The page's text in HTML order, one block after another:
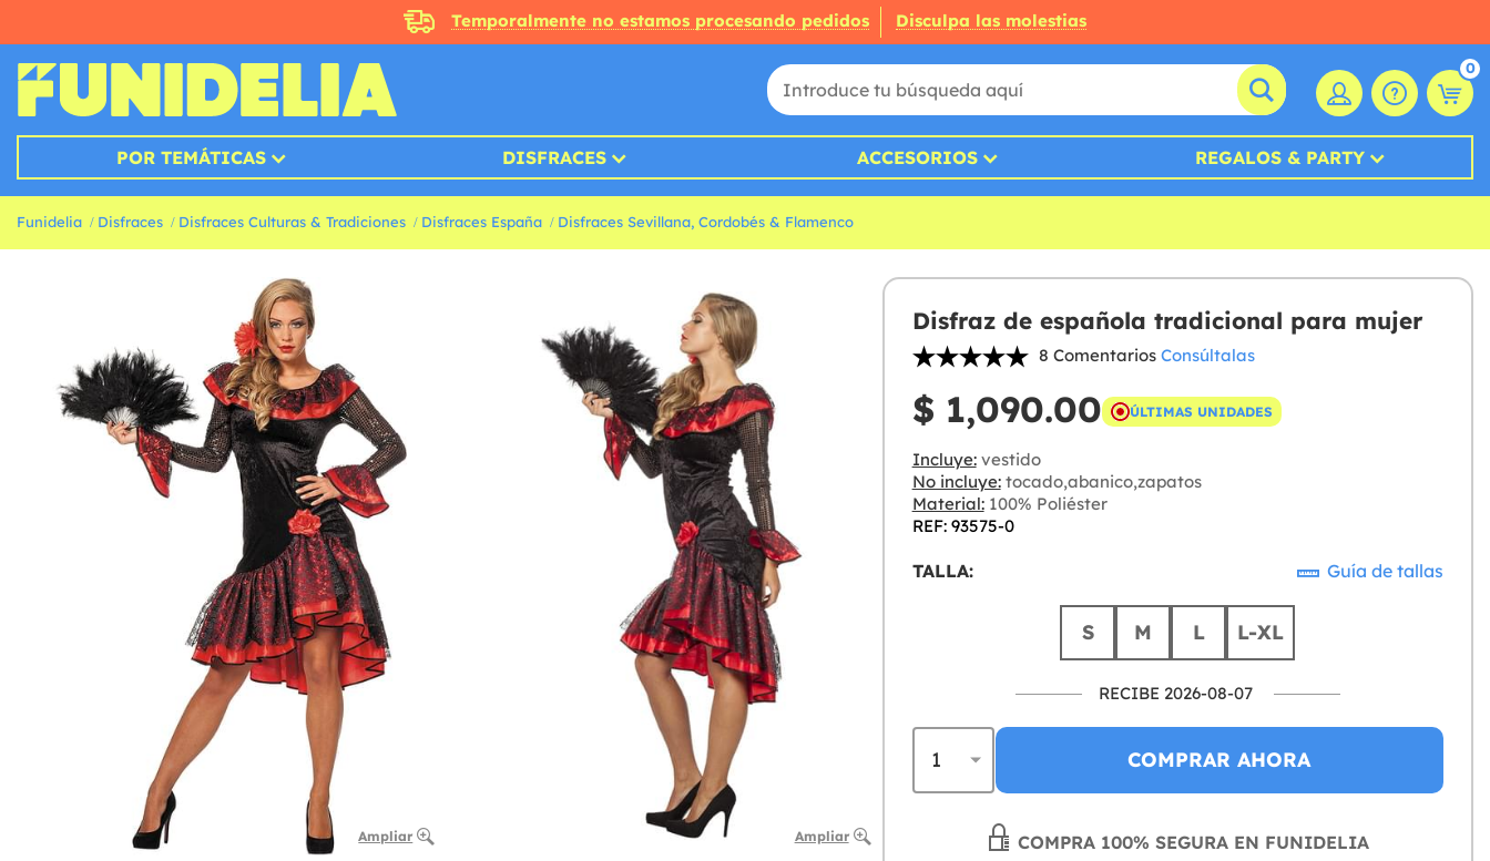
Temporalmente no estamos procesando pedidos Disculpa las molestias
0
POR TEMÁTICAS DISFRACES ACCESORIOS REGALOS & PARTY
Funidelia Disfraces Disfraces Culturas & Tradiciones Disfraces España Disfraces Sevillana, Cordobés & Flamenco
Ampliar Ampliar
Disfraz de española tradicional para mujer
8 Comentarios Consúltalas
$ 1,090.00 ÚLTIMAS UNIDADES
Incluye:vestido
No incluye:tocado,abanico,zapatos
Material:100% Poliéster
REF: 93575-0
TALLA: Guía de tallas
S M L L-XL
RECIBE 2026-08-07
COMPRAR AHORA
COMPRA 100% SEGURA EN FUNIDELIA